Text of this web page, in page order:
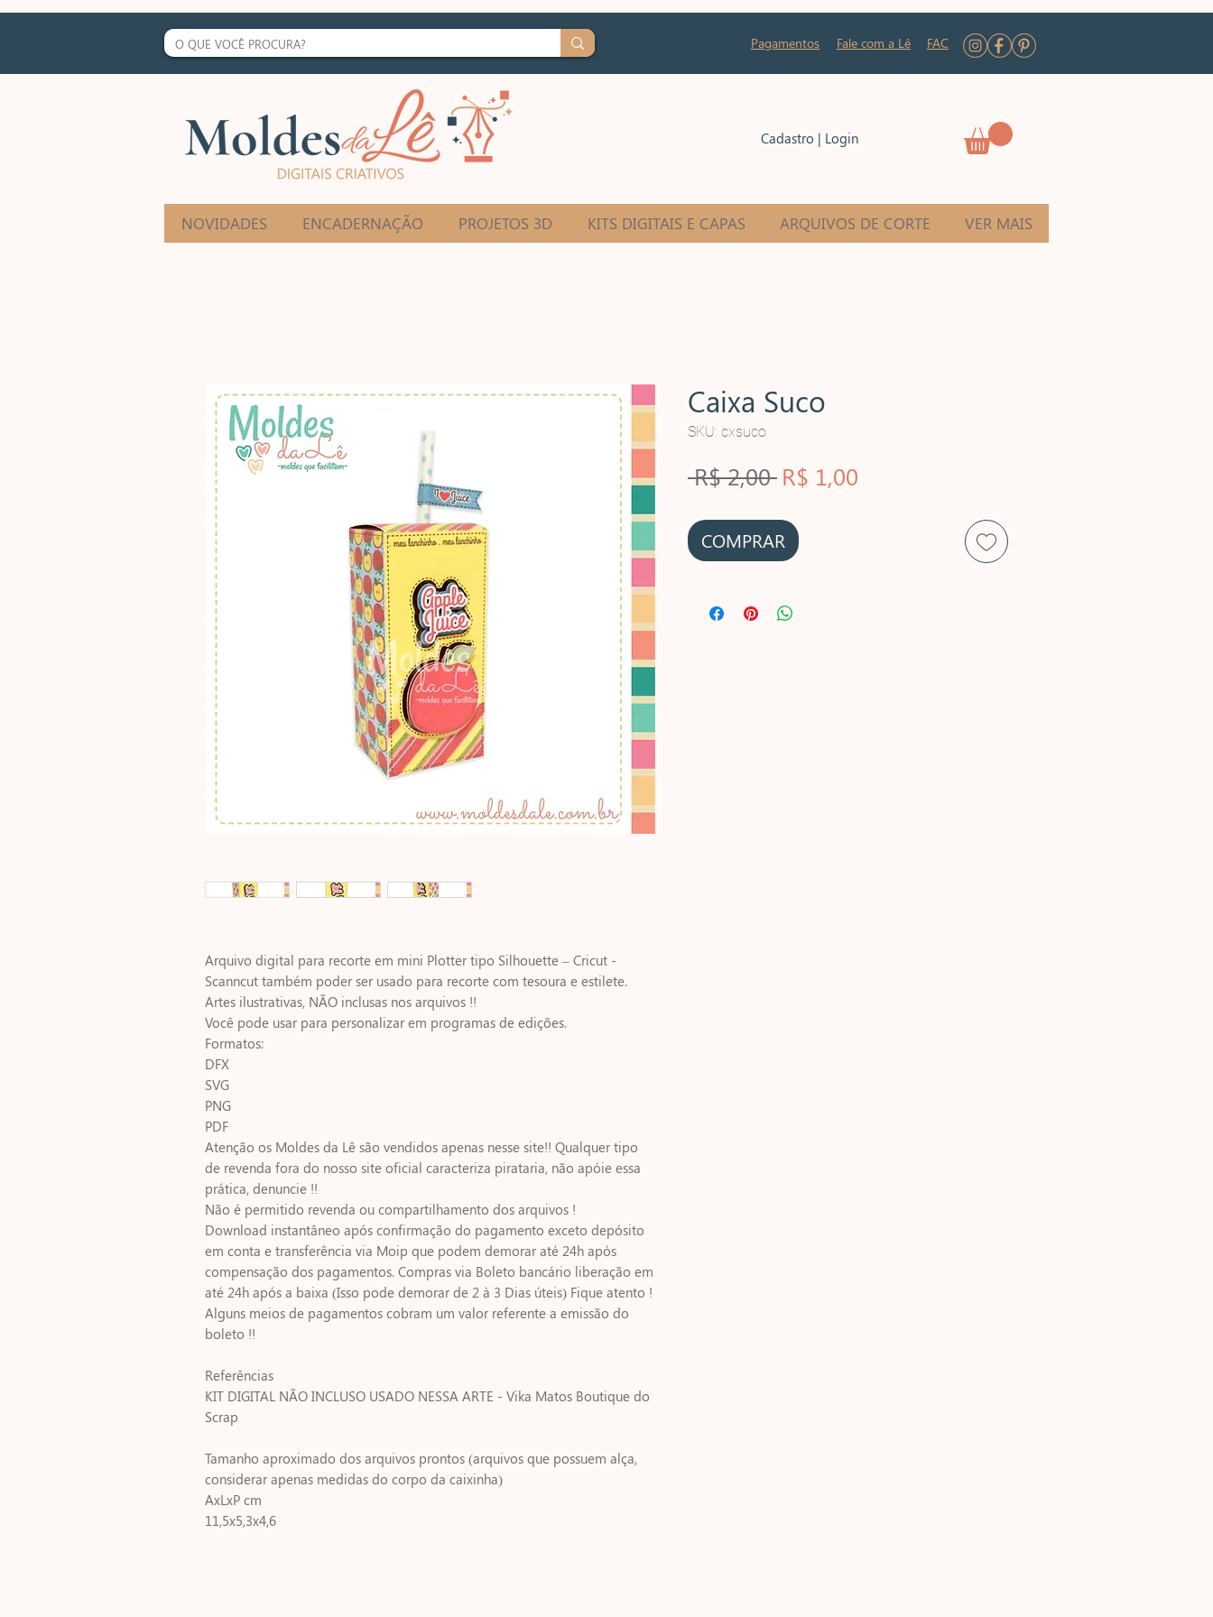
Pagamentos Fale com a Lê FAC
Cadastro | Login
NOVIDADES ENCADERNAÇÃO PROJETOS 3D KITS DIGITAIS E CAPAS ARQUIVOS DE CORTE VER MAIS
Arquivo digital para recorte em mini Plotter tipo Silhouette – Cricut -
Scanncut também poder ser usado para recorte com tesoura e estilete.
Artes ilustrativas, NÃO inclusas nos arquivos !!
Você pode usar para personalizar em programas de edições.
Formatos:
DFX
SVG
PNG
PDF
Atenção os Moldes da Lê são vendidos apenas nesse site!! Qualquer tipo
de revenda fora do nosso site oficial caracteriza pirataria, não apóie essa
prática, denuncie !!
Não é permitido revenda ou compartilhamento dos arquivos !
Download instantâneo após confirmação do pagamento exceto depósito
em conta e transferência via Moip que podem demorar até 24h após
compensação dos pagamentos. Compras via Boleto bancário liberação em
até 24h após a baixa (Isso pode demorar de 2 à 3 Dias úteis) Fique atento !
Alguns meios de pagamentos cobram um valor referente a emissão do
boleto !!
Referências
KIT DIGITAL NÃO INCLUSO USADO NESSA ARTE - Vika Matos Boutique do
Scrap
Tamanho aproximado dos arquivos prontos (arquivos que possuem alça,
considerar apenas medidas do corpo da caixinha)
AxLxP cm
11,5x5,3x4,6
Caixa Suco
SKU: cxsuco
R$ 2,00 Preço
R$ 1,00
COMPRAR